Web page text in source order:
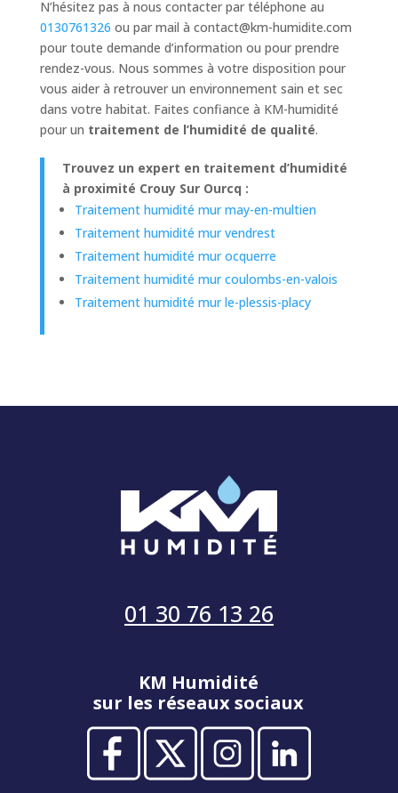
N’hésitez pas à nous contacter par téléphone au
0130761326 ou par mail à contact@km-humidite.com
pour toute demande d’information ou pour prendre
rendez-vous. Nous sommes à votre disposition pour
vous aider à retrouver un environnement sain et sec
dans votre habitat. Faites confiance à KM-humidité
pour un traitement de l’humidité de qualité.
Trouvez un expert en traitement d’humidité
à proximité Crouy Sur Ourcq :
Traitement humidité mur may-en-multien
Traitement humidité mur vendrest
Traitement humidité mur ocquerre
Traitement humidité mur coulombs-en-valois
Traitement humidité mur le-plessis-placy
01 30 76 13 26
KM Humidité
sur les réseaux sociaux